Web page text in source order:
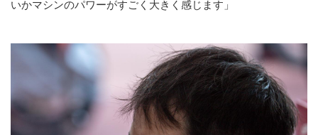
いかマシンのパワーがすごく大きく感じます」